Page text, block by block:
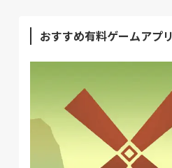
おすすめ有料ゲームアプリ